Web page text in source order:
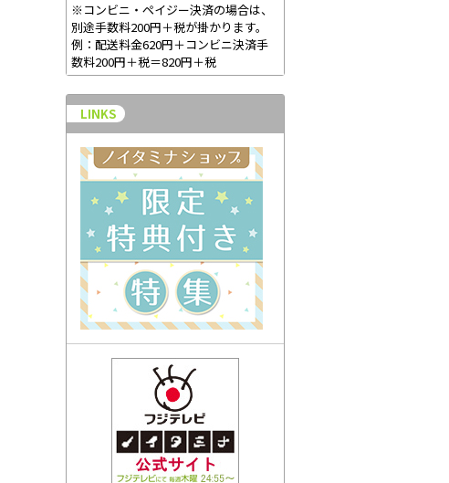
※コンビニ・ペイジー決済の場合は、
別途手数料200円＋税が掛かります。
例：配送料金620円＋コンビニ決済手
数料200円＋税＝820円＋税
LINKS